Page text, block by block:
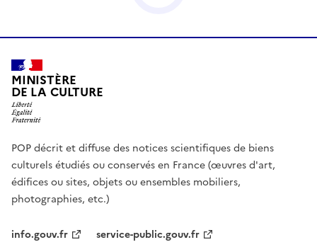
MINISTÈRE
DE LA CULTURE
POP décrit et diffuse des notices scientifiques de biens
culturels étudiés ou conservés en France (œuvres d'art,
édifices ou sites, objets ou ensembles mobiliers,
photographies, etc.)
info.gouv.fr service-public.gouv.fr